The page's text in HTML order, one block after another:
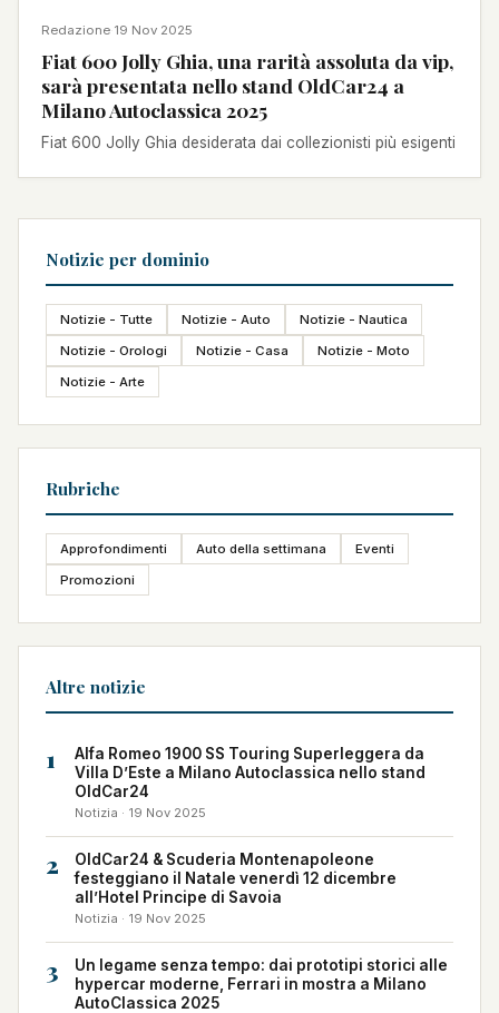
NOTIZIA
Redazione·19 Nov 2025
Fiat 600 Jolly Ghia, una rarità assoluta da vip,
sarà presentata nello stand OldCar24 a
Milano Autoclassica 2025
Fiat 600 Jolly Ghia desiderata dai collezionisti più esigenti
Notizie per dominio
Notizie - Tutte Notizie - Auto
Notizie - Nautica
Notizie - Orologi
Notizie - Casa
Notizie - Moto
Notizie - Arte
Rubriche
Approfondimenti Auto della settimana
Eventi
Promozioni
Altre notizie
1
Alfa Romeo 1900 SS Touring Superleggera da
Villa D’Este a Milano Autoclassica nello stand
OldCar24
Notizia · 19 Nov 2025
2
OldCar24 & Scuderia Montenapoleone
festeggiano il Natale venerdì 12 dicembre
all’Hotel Principe di Savoia
Notizia · 19 Nov 2025
3
Un legame senza tempo: dai prototipi storici alle
hypercar moderne, Ferrari in mostra a Milano
AutoClassica 2025